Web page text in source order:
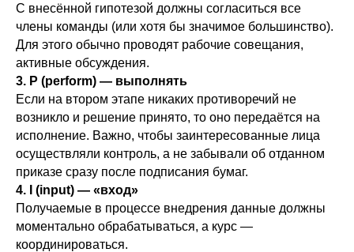
С внесённой гипотезой должны согласиться все
члены команды (или хотя бы значимое большинство).
Для этого обычно проводят рабочие совещания,
активные обсуждения.
3. P (perform) ― выполнять
Если на втором этапе никаких противоречий не
возникло и решение принято, то оно передаётся на
исполнение. Важно, чтобы заинтересованные лица
осуществляли контроль, а не забывали об отданном
приказе сразу после подписания бумаг.
4. I (input) ― «вход»
Получаемые в процессе внедрения данные должны
моментально обрабатываться, а курс —
координироваться.